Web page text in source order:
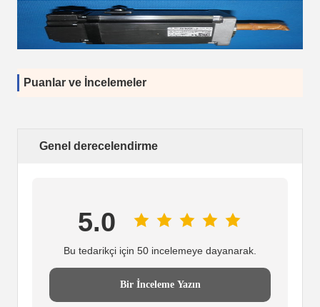
Puanlar ve İncelemeler
Genel derecelendirme
5.0
Bu tedarikçi için 50 incelemeye dayanarak.
Bir İnceleme Yazın